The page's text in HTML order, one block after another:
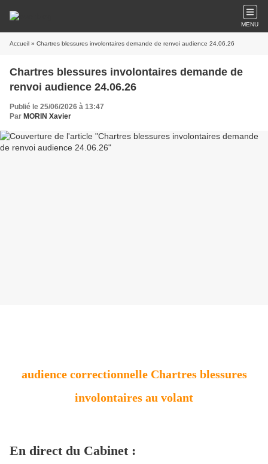
MENU
Accueil » Chartres blessures involontaires demande de renvoi audience 24.06.26
Chartres blessures involontaires demande de
renvoi audience 24.06.26
Publié le 25/06/2026 à 13:47
Par MORIN Xavier
audience correctionnelle Chartres blessures
involontaires au volant
En direct du Cabinet :